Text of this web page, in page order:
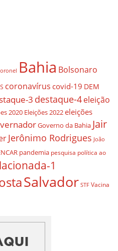
Bahia Bolsonaro
coronavírus covid-19 DEM
3 destaque-4eleição
2020 Eleições 2022eleições
Governo da Bahia Jair
Jerônimo Rodrigues João
pandemia pesquisa política ao
1
Salvador STF Vacina